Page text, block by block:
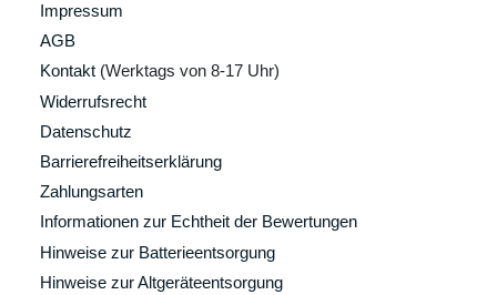
Impressum
AGB
Kontakt (Werktags von 8-17 Uhr)
Widerrufsrecht
Datenschutz
Barrierefreiheitserklärung
Zahlungsarten
Informationen zur Echtheit der Bewertungen
Hinweise zur Batterieentsorgung
Hinweise zur Altgeräteentsorgung